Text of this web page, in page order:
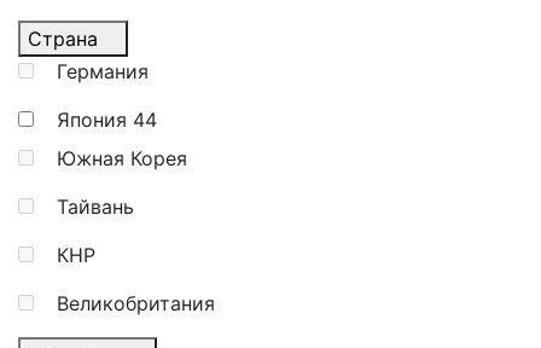
Страна
Германия
Япония 44
Южная Корея
Тайвань
КНР
Великобритания